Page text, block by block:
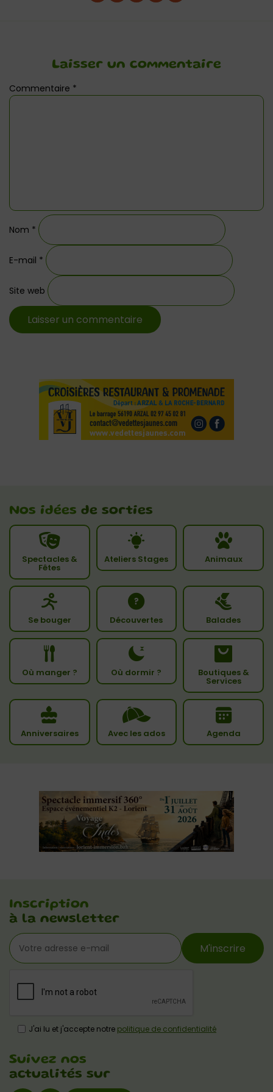
Laisser un commentaire
Commentaire *
Nom *
E-mail *
Site web
Nos idées de sorties
Spectacles &
Fêtes
Ateliers Stages Animaux
Se bouger Découvertes Balades
Où manger ? Où dormir ? Boutiques &
Services
Anniversaires Avec les ados Agenda
Inscription
à la newsletter
M'inscrire
J'ai lu et j'accepte notre politique de confidentialité
Suivez nos
actualités sur